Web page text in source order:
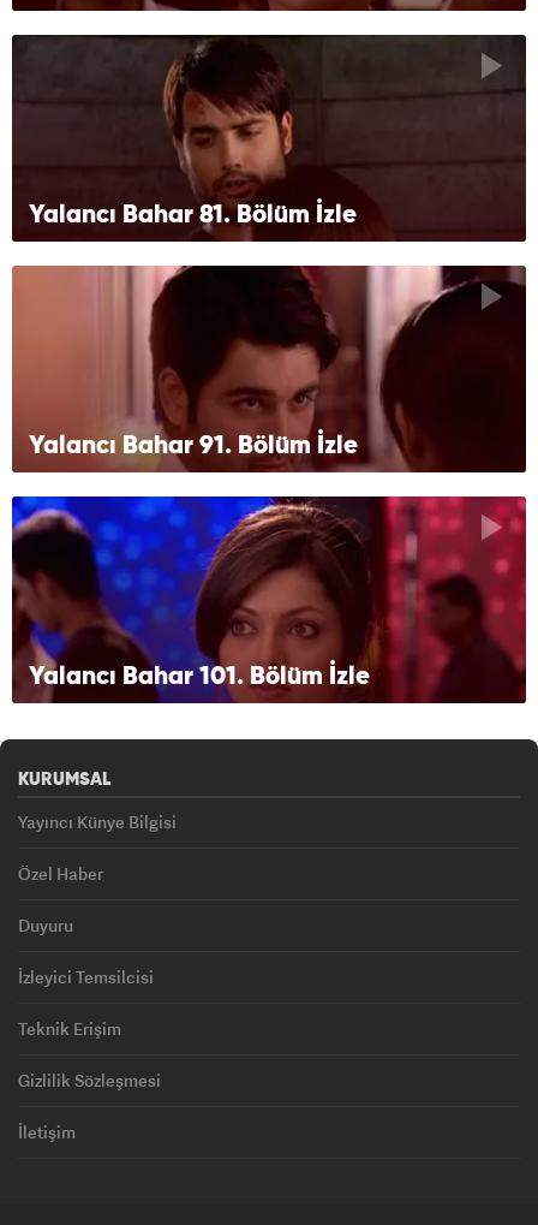
Yalancı Bahar 81. Bölüm İzle
Yalancı Bahar 91. Bölüm İzle
Yalancı Bahar 101. Bölüm İzle
KURUMSAL
Yayıncı Künye Bilgisi
Özel Haber
Duyuru
İzleyici Temsilcisi
Teknik Erişim
Gizlilik Sözleşmesi
İletişim